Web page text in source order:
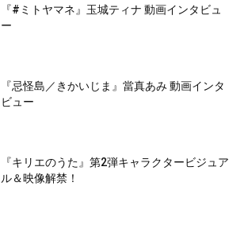
『#ミトヤマネ』玉城ティナ 動画インタビュ
ー
『忌怪島／きかいじま』當真あみ 動画インタ
ビュー
『キリエのうた』第2弾キャラクタービジュア
ル＆映像解禁！